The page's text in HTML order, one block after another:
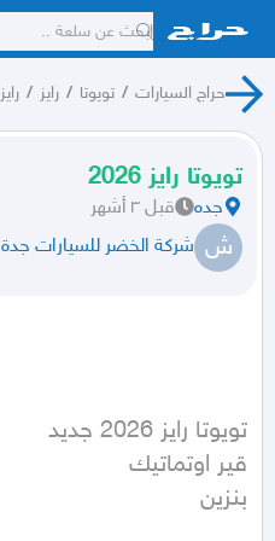
حراج السيارات / تويوتا / رايز / رايز 2026
تويوتا رايز 2026
جده قبل ٣ أشهر
ش شركة الخضر للسيارات جدة 2
بنزين